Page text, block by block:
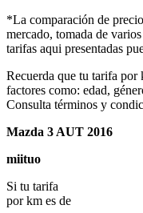
*La comparación de
mercado, tomada de
tarifas aqui presentadas
Recuerda que tu tarifa por
factores como: edad,
Consulta términos y
Mazda 3 AUT 2016
miituo
Si tu tarifa
por km es de